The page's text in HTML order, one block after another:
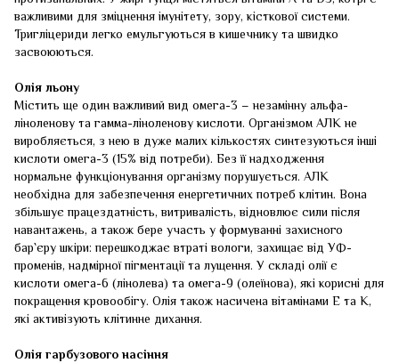
важливими для зміцнення імунітету, зору, кісткової системи.
Тригліцериди легко емульгуються в кишечнику та швидко
засвоюються.
Олія льону
Містить ще один важливий вид омега-3 – незамінну альфа-
ліноленову та гамма-ліноленову кислоти. Організмом АЛК не
виробляється, з нею в дуже малих кількостях синтезуються інші
кислоти омега-3 (15% від потреби). Без її надходження
нормальне функціонування організму порушується. АЛК
необхідна для забезпечення енергетичних потреб клітин. Вона
збільшує працездатність, витривалість, відновлює сили після
навантажень, а також бере участь у формуванні захисного
бар`єру шкіри: перешкоджає втраті вологи, захищає від УФ-
променів, надмірної пігментації та лущення. У складі олії є
кислоти омега-6 (лінолева) та омега-9 (олеїнова), які корисні для
покращення кровообігу. Олія також насичена вітамінами Е та К,
які активізують клітинне дихання.
Олія гарбузового насіння